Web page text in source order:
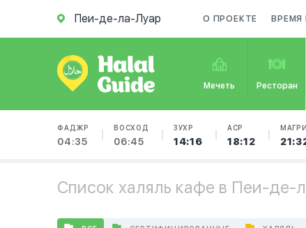
Пеи-де-ла-Луар О ПРОЕКТЕ ВРЕМЯ
Мечеть Ресторан
ФАДЖР
04:35
ВОСХОД
06:45
ЗУХР
14:16
АСР
18:12
Список халяль кафе в Пеи-де-